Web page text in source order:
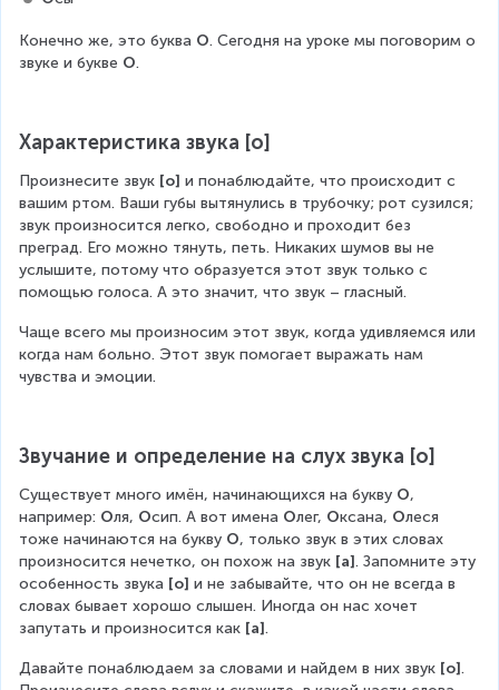
Конечно же, это буква О. Сегодня на уроке мы поговорим о
звуке и букве О.
Характеристика звука [о]
Произнесите звук [о] и понаблюдайте, что происходит с
вашим ртом. Ваши губы вытянулись в трубочку; рот сузился;
звук произносится легко, свободно и проходит без
преград. Его можно тянуть, петь. Никаких шумов вы не
услышите, потому что образуется этот звук только с
помощью голоса. А это значит, что звук – гласный.
Чаще всего мы произносим этот звук, когда удивляемся или
когда нам больно. Этот звук помогает выражать нам
чувства и эмоции.
Звучание и определение на слух звука [о]
Существует много имён, начинающихся на букву О,
например: Оля, Осип. А вот имена Олег, Оксана, Олеся
тоже начинаются на букву О, только звук в этих словах
произносится нечетко, он похож на звук [а]. Запомните эту
особенность звука [о] и не забывайте, что он не всегда в
словах бывает хорошо слышен. Иногда он нас хочет
запутать и произносится как [а].
Давайте понаблюдаем за словами и найдем в них звук [о].